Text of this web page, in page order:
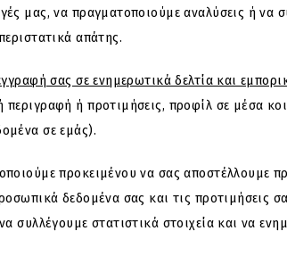
μας, να πραγματοποιούμε αναλύσεις ή να
απάτης.
σας σε ενημερωτικά δελτία και
ή προτιμήσεις, προφίλ σε μέσα
σε εμάς).
προκειμένου να σας αποστέλλουμε
δεδομένα σας και τις προτιμήσεις
συλλέγουμε στατιστικά στοιχεία και να